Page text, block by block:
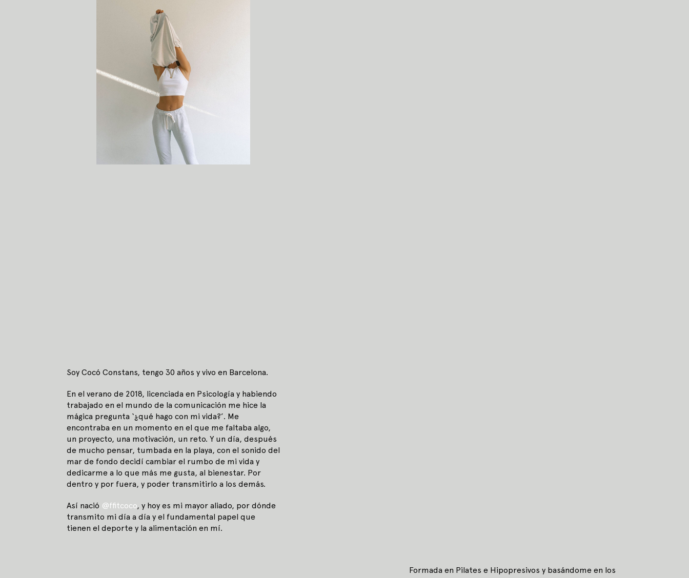
Soy Cocó Constans, tengo 30 años y vivo en Barcelona.
En el verano de 2018, licenciada en Psicología y habiendo
trabajado en el mundo de la comunicación me hice la
mágica pregunta ‘¿qué hago con mi vida?’. Me
encontraba en un momento en el que me faltaba algo,
un proyecto, una motivación, un reto. Y un día, después
de mucho pensar, tumbada en la playa, con el sonido del
mar de fondo decidí cambiar el rumbo de mi vida y
dedicarme a lo que más me gusta, al bienestar. Por
dentro y por fuera, y poder transmitirlo a los demás.
Así nació @ffitcoco, y hoy es mi mayor aliado, por dónde
transmito mi día a día y el fundamental papel que
tienen el deporte y la alimentación en mí.
Formada en Pilates e Hipopresivos y basándome en los